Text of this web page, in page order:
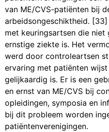
van ME/CVS-patiënten bij
arbeidsongeschiktheid.
met keuringsartsen die niet
ernstige ziekte is. Het
werd door controleartsen
ervaring met patiënten
gelijkaardig is. Er is een
en ernst van ME/CVS bij
opleidingen, symposia en
bij dit probleem worden
patiëntenverenigingen.